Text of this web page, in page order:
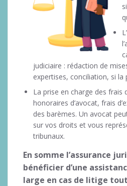
judiciaire : rédaction de
expertises, conciliation, si la
La prise en charge des frais
honoraires d’avocat, frais
des barèmes. Un avocat
sur vos droits et vous
tribunaux.
En somme l’assurance
bénéficier d’une
large en cas de litige